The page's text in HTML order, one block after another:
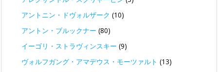
アントニン・ドヴォルザーク (10)
アントン・ブルックナー (80)
イーゴリ・ストラヴィンスキー (9)
ヴォルフガング・アマデウス・モーツァルト (13)